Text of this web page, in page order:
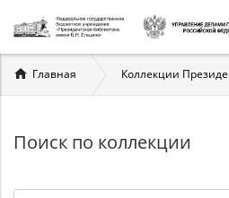
Вы
здесь
Главная Коллекции
Поиск по коллекции